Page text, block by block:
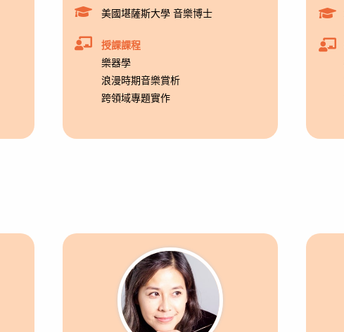
美國堪薩斯大學 音樂博士
授課課程
樂器學
浪漫時期音樂賞析
跨領域專題實作